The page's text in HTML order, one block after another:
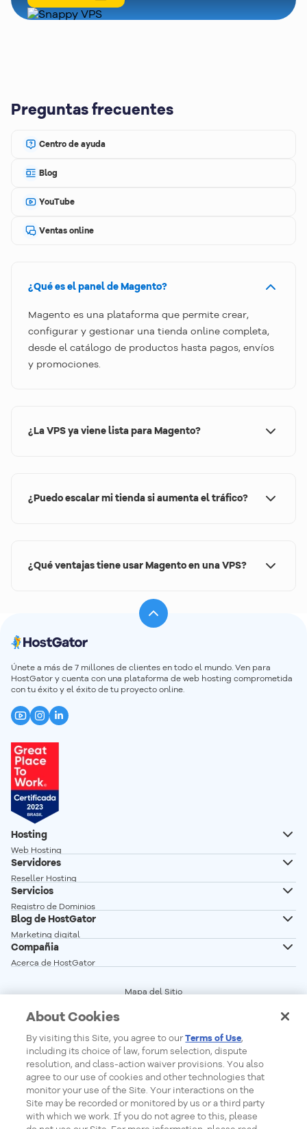
Preguntas frecuentes
Centro de ayuda
Blog
YouTube
Ventas online
¿Qué es el panel de Magento?
Magento es una plataforma que permite crear,
configurar y gestionar una tienda online completa,
desde el catálogo de productos hasta pagos, envíos
y promociones.
¿La VPS ya viene lista para Magento?
VPS se entregue preparada para empezar más
¿Puedo escalar mi tienda si aumenta el tráfico?
tiendas en crecimiento hasta operaciones con alto
volumen de visitas y productos.
¿Qué ventajas tiene usar Magento en una VPS?
rendimiento para catálogos grandes, más
estabilidad en picos de tráfico y una base flexible
para personalizaciones e integraciones avanzadas.
Únete a más de 7 millones de clientes en todo el mundo. Ven para
HostGator y cuenta con una plataforma de web hosting comprometida
con tu éxito y el éxito de tu proyecto online.
Hosting
Web Hosting
Hosting Wordpress
Creador de Sitios
Servidores
Reseller Hosting
Servidor VPS
Servidor VPS n8n autoalojado
Servidor Dedicado Linux
Servidor Dedicado Windows
Servicios
Registro de Dominios
Transferencia de Dominios
Correo profesional
Blog de HostGator
Marketing digital
Desarrollo Web
Compañia
Acerca de HostGator
Precios
Status de los Servicios
Report Ethical Hacking
Mapa del Sitio
Central de Privacidad
Cookie Settings
Do Not Sell My Personal Information
Formas de Pago
About Cookies
By visiting this Site, you agree to ourTerms of Use,
including its choice of law, forum selection, dispute
resolution, and class-action waiver provisions. You also
agree to our use of cookies and other technologies that
monitor your use of the Site. Your interactions on the
Site may be recorded or monitored by us or a third party
with which we work. If you do not agree to this, please